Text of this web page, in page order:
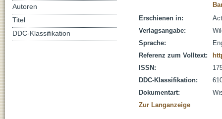
Erschienen in:
Verlagsangabe:
Sprache:
Referenz zum Volltext:
ISSN:
DDC-Klassifikation:
Dokumentart:
Zur Langanzeige
Autoren
Titel
DDC-Klassifikation